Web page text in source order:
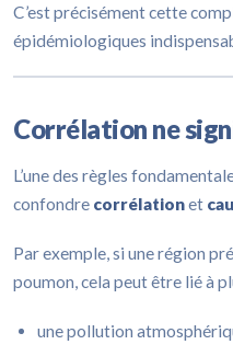
C’est précisément cette
épidémiologiques
Corrélation ne
L’une des règles
confondre corrélationet
Par exemple, si une région
poumon, cela peut être lié à
une pollution